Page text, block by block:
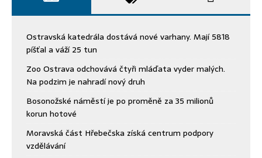
Ostravská katedrála dostává nové varhany. Mají 5818
píšťal a váží 25 tun
Zoo Ostrava odchovává čtyři mláďata vyder malých.
Na podzim je nahradí nový druh
Bosonožské náměstí je po proměně za 35 milionů
korun hotové
Moravská část Hřebečska získá centrum podpory
vzdělávání